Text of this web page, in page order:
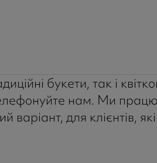
букети, так і
нам. Ми
для клієнтів,